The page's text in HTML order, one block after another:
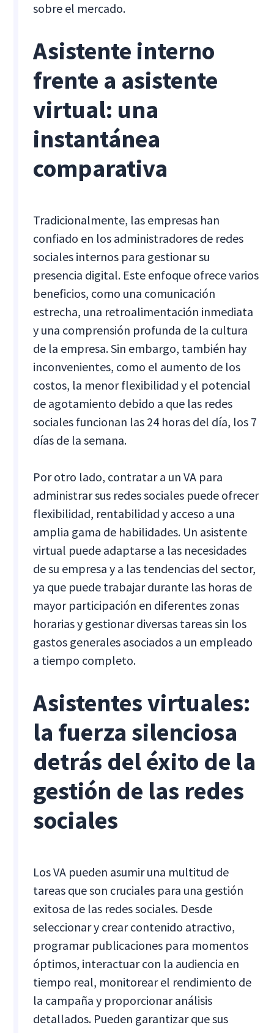
sobre el mercado.
Asistente interno
frente a asistente
virtual: una
instantánea
comparativa
Tradicionalmente, las empresas han
confiado en los administradores de redes
sociales internos para gestionar su
presencia digital. Este enfoque ofrece varios
beneficios, como una comunicación
estrecha, una retroalimentación inmediata
y una comprensión profunda de la cultura
de la empresa. Sin embargo, también hay
inconvenientes, como el aumento de los
costos, la menor flexibilidad y el potencial
de agotamiento debido a que las redes
sociales funcionan las 24 horas del día, los 7
días de la semana.
Por otro lado, contratar a un VA para
administrar sus redes sociales puede ofrecer
flexibilidad, rentabilidad y acceso a una
amplia gama de habilidades. Un asistente
virtual puede adaptarse a las necesidades
de su empresa y a las tendencias del sector,
ya que puede trabajar durante las horas de
mayor participación en diferentes zonas
horarias y gestionar diversas tareas sin los
gastos generales asociados a un empleado
a tiempo completo.
Asistentes virtuales:
la fuerza silenciosa
detrás del éxito de la
gestión de las redes
sociales
Los VA pueden asumir una multitud de
tareas que son cruciales para una gestión
exitosa de las redes sociales. Desde
seleccionar y crear contenido atractivo,
programar publicaciones para momentos
óptimos, interactuar con la audiencia en
tiempo real, monitorear el rendimiento de
la campaña y proporcionar análisis
detallados. Pueden garantizar que sus